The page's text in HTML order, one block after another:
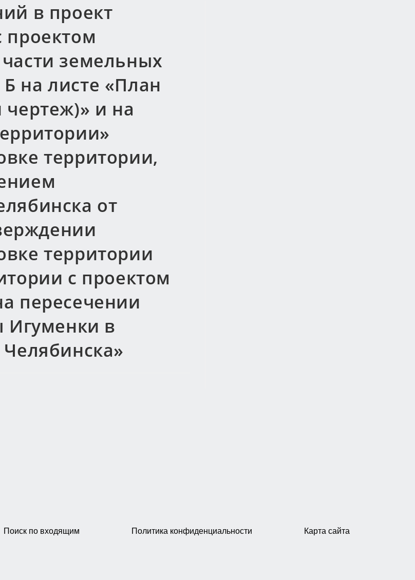
в проект
проектом
земельных
на листе «План
и на
территории,
от
территории
с проектом
пересечении
Игуменки в
Поиск по входящим Политика конфиденциальности Карта сайта